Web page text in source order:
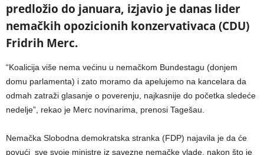
predložio do januara, izjavio je danas lider
nemačkih opozicionih konzervativaca (CDU)
Fridrih Merc.
“Koalicija više nema većinu u nemačkom Bundestagu (donjem
domu parlamenta) i zato moramo da apelujemo na kancelara da
odmah zatraži glasanje o poverenju, najkasnije do početka sledeće
nedelje”, rekao je Merc novinarima, prenosi Tagešau.
Nemačka Slobodna demokratska stranka (FDP) najavila je da će
povući sve svoje ministre iz savezne nemačke vlade, nakon što je